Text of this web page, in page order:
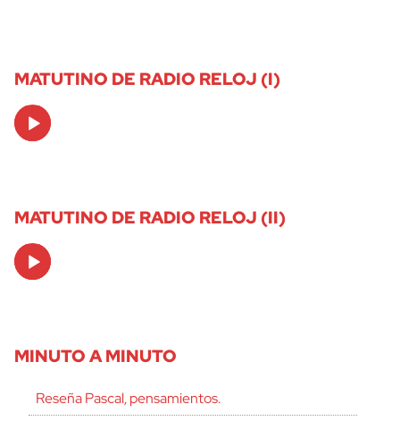
MATUTINO DE RADIO RELOJ (I)
Audio
Player
MATUTINO DE RADIO RELOJ (II)
Audio
Player
MINUTO A MINUTO
Reseña Pascal, pensamientos.